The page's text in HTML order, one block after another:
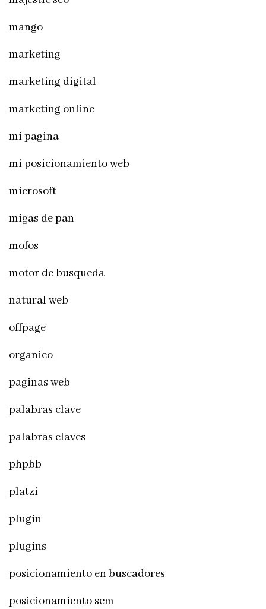
mango
marketing
marketing digital
marketing online
mi pagina
mi posicionamiento web
microsoft
migas de pan
mofos
motor de busqueda
natural web
offpage
organico
paginas web
palabras clave
palabras claves
phpbb
platzi
plugin
plugins
posicionamiento en buscadores
posicionamiento sem